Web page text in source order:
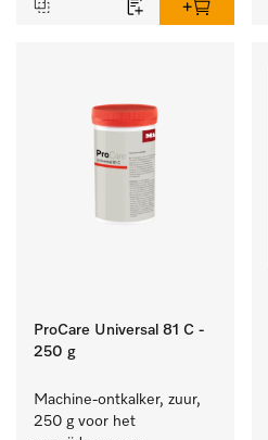
ProCare Universal 81 C -
250 g
Machine-ontkalker, zuur,
250 g voor het